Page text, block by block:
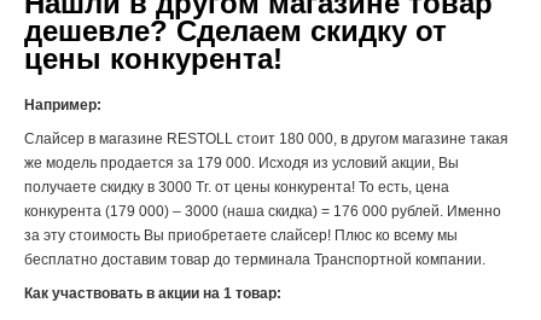
дешевле? Сделаем скидку от
цены конкурента!
Например:
Слайсер в магазине RESTOLL стоит 180 000, в другом магазине такая
же модель продается за 179 000. Исходя из условий акции, Вы
получаете скидку в 3000 Тг. от цены конкурента! То есть, цена
конкурента (179 000) – 3000 (наша скидка) = 176 000 рублей. Именно
за эту стоимость Вы приобретаете слайсер! Плюс ко всему мы
бесплатно доставим товар до терминала Транспортной компании.
Как участвовать в акции на 1 товар: